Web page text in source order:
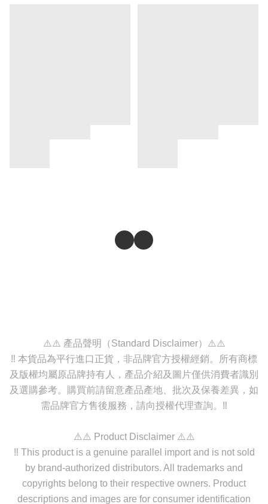
⚠️⚠️ 產品聲明（Standard Disclaimer）⚠️⚠️
‼️ 本貨品為平行進口正貨，非品牌官方授權經銷。所有商標
及版權均屬原品牌持有人，產品介紹及圖片僅供消費者識別
及選購參考。購買前請留意產品產地、批次及保養差異，如
需品牌官方售後服務，請向授權代理查詢。‼️
⚠️⚠️ Product Disclaimer ⚠️⚠️
‼️ This product is a genuine parallel import and is not sold
by brand-authorized distributors. All trademarks and
copyrights belong to their respective owners. Product
descriptions and images are for consumer identification